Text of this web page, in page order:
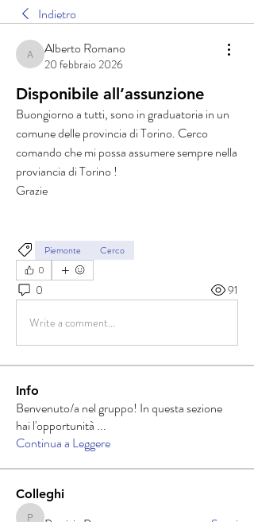
Indietro
Alberto Romano
Alberto Romano
20 febbraio 2026
Disponibile all’assunzione
Buongiorno a tutti, sono in graduatoria in un
comune delle provincia di Torino. Cerco
comando che mi possa assumere sempre nella
proviancia di Torino !
Grazie
Piemonte
Cerco
0
0 91
Write a comment...
Info
Benvenuto/a nel gruppo! In questa sezione
hai l'opportunità ...
Continua a Leggere
Colleghi